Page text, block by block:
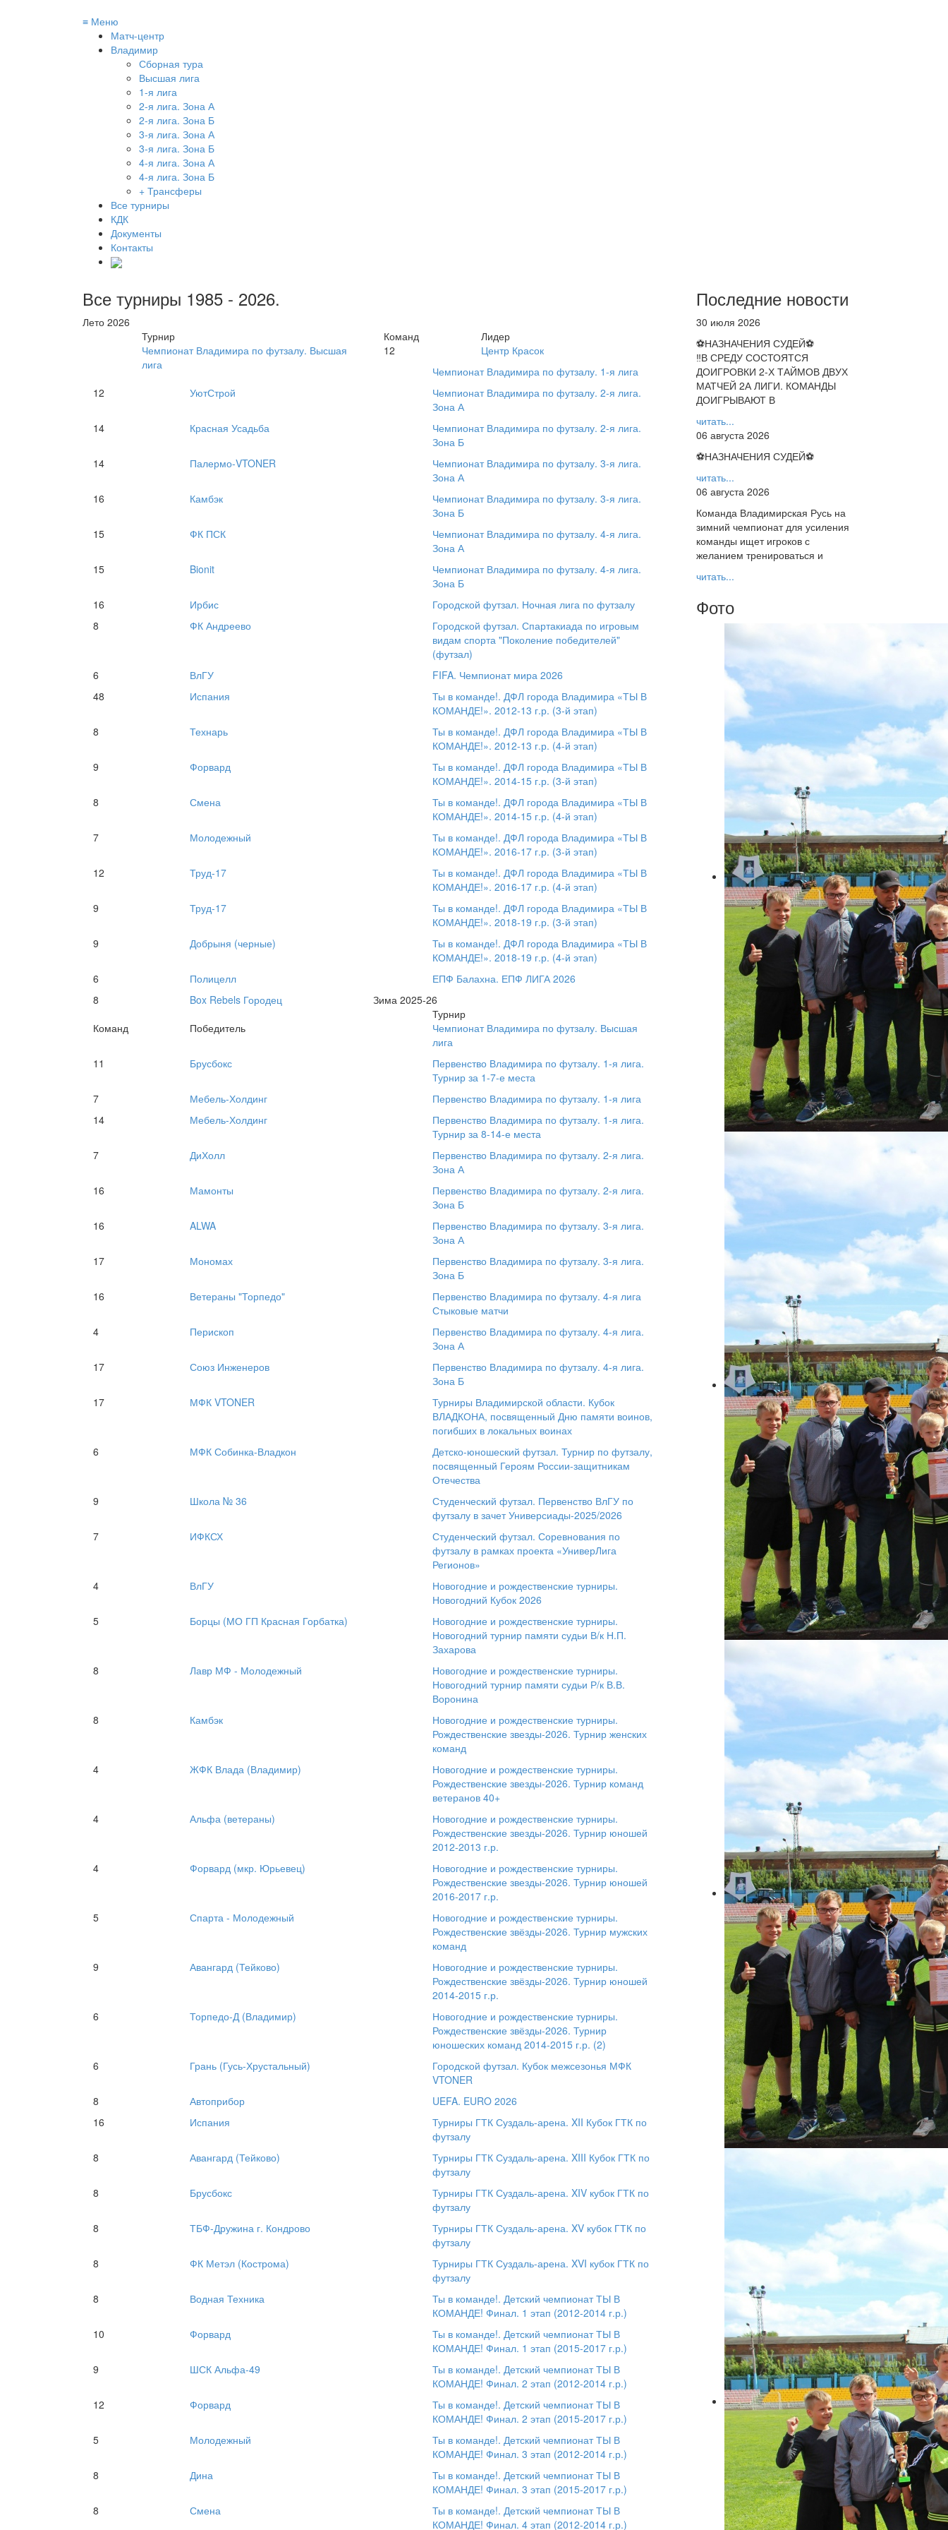
≡ Меню
Матч-центр
Владимир
Сборная тура
Высшая лига
1-я лига
2-я лига. Зона А
2-я лига. Зона Б
3-я лига. Зона А
3-я лига. Зона Б
4-я лига. Зона А
4-я лига. Зона Б
+ Трансферы
Все турниры
КДК
Документы
Контакты
Все турниры 1985 - 2026.
Лето 2026
Турнир
Команд
Лидер
Чемпионат Владимира по футзалу. Высшая
лига
12
Центр Красок
Чемпионат Владимира по футзалу. 1-я лига
12
УютСтрой
Чемпионат Владимира по футзалу. 2-я лига.
Зона А
14
Красная Усадьба
Чемпионат Владимира по футзалу. 2-я лига.
Зона Б
14
Палермо-VTONER
Чемпионат Владимира по футзалу. 3-я лига.
Зона А
16
Камбэк
Чемпионат Владимира по футзалу. 3-я лига.
Зона Б
15
ФК ПСК
Чемпионат Владимира по футзалу. 4-я лига.
Зона А
15
Bionit
Чемпионат Владимира по футзалу. 4-я лига.
Зона Б
16
Ирбис
Городской футзал. Ночная лига по футзалу
8
ФК Андреево
Городской футзал. Спартакиада по игровым
видам спорта "Поколение победителей"
(футзал)
6
ВлГУ
FIFA. Чемпионат мира 2026
48
Испания
Ты в команде!. ДФЛ города Владимира «ТЫ В
КОМАНДЕ!». 2012-13 г.р. (3-й этап)
8
Технарь
Ты в команде!. ДФЛ города Владимира «ТЫ В
КОМАНДЕ!». 2012-13 г.р. (4-й этап)
9
Форвард
Ты в команде!. ДФЛ города Владимира «ТЫ В
КОМАНДЕ!». 2014-15 г.р. (3-й этап)
8
Смена
Ты в команде!. ДФЛ города Владимира «ТЫ В
КОМАНДЕ!». 2014-15 г.р. (4-й этап)
7
Молодежный
Ты в команде!. ДФЛ города Владимира «ТЫ В
КОМАНДЕ!». 2016-17 г.р. (3-й этап)
12
Труд-17
Ты в команде!. ДФЛ города Владимира «ТЫ В
КОМАНДЕ!». 2016-17 г.р. (4-й этап)
9
Труд-17
Ты в команде!. ДФЛ города Владимира «ТЫ В
КОМАНДЕ!». 2018-19 г.р. (3-й этап)
9
Добрыня (черные)
Ты в команде!. ДФЛ города Владимира «ТЫ В
КОМАНДЕ!». 2018-19 г.р. (4-й этап)
6
Полицелл
ЕПФ Балахна. ЕПФ ЛИГА 2026
8
Box Rebels Городец
Зима 2025-26
Турнир
Команд
Победитель
Чемпионат Владимира по футзалу. Высшая
лига
11
Брусбокс
Первенство Владимира по футзалу. 1-я лига.
Турнир за 1-7-е места
7
Мебель-Холдинг
Первенство Владимира по футзалу. 1-я лига
14
Мебель-Холдинг
Первенство Владимира по футзалу. 1-я лига.
Турнир за 8-14-е места
7
ДиХолл
Первенство Владимира по футзалу. 2-я лига.
Зона А
16
Мамонты
Первенство Владимира по футзалу. 2-я лига.
Зона Б
16
ALWA
Первенство Владимира по футзалу. 3-я лига.
Зона А
17
Мономах
Первенство Владимира по футзалу. 3-я лига.
Зона Б
16
Ветераны "Торпедо"
Первенство Владимира по футзалу. 4-я лига
Стыковые матчи
4
Перископ
Первенство Владимира по футзалу. 4-я лига.
Зона А
17
Союз Инженеров
Первенство Владимира по футзалу. 4-я лига.
Зона Б
17
МФК VTONER
Турниры Владимирской области. Кубок
ВЛАДКОНА, посвященный Дню памяти воинов,
погибших в локальных воинах
6
МФК Собинка-Владкон
Детско-юношеский футзал. Турнир по футзалу,
посвященный Героям России-защитникам
Отечества
9
Школа № 36
Студенческий футзал. Первенство ВлГУ по
футзалу в зачет Универсиады-2025/2026
7
ИФКСХ
Студенческий футзал. Соревнования по
футзалу в рамках проекта «УниверЛига
Регионов»
4
ВлГУ
Новогодние и рождественские турниры.
Новогодний Кубок 2026
5
Борцы (МО ГП Красная Горбатка)
Новогодние и рождественские турниры.
Новогодний турнир памяти судьи В/к Н.П.
Захарова
8
Лавр МФ - Молодежный
Новогодние и рождественские турниры.
Новогодний турнир памяти судьи Р/к В.В.
Воронина
8
Камбэк
Новогодние и рождественские турниры.
Рождественские звезды-2026. Турнир женских
команд
4
ЖФК Влада (Владимир)
Новогодние и рождественские турниры.
Рождественские звезды-2026. Турнир команд
ветеранов 40+
4
Альфа (ветераны)
Новогодние и рождественские турниры.
Рождественские звезды-2026. Турнир юношей
2012-2013 г.р.
4
Форвард (мкр. Юрьевец)
Новогодние и рождественские турниры.
Рождественские звезды-2026. Турнир юношей
2016-2017 г.р.
5
Спарта - Молодежный
Новогодние и рождественские турниры.
Рождественские звёзды-2026. Турнир мужских
команд
9
Авангард (Тейково)
Новогодние и рождественские турниры.
Рождественские звёзды-2026. Турнир юношей
2014-2015 г.р.
6
Торпедо-Д (Владимир)
Новогодние и рождественские турниры.
Рождественские звёзды-2026. Турнир
юношеских команд 2014-2015 г.р. (2)
6
Грань (Гусь-Хрустальный)
Городской футзал. Кубок межсезонья МФК
VTONER
8
Автоприбор
UEFA. EURO 2026
16
Испания
Турниры ГТК Суздаль-арена. XII Кубок ГТК по
футзалу
8
Авангард (Тейково)
Турниры ГТК Суздаль-арена. XIII Кубок ГТК по
футзалу
8
Брусбокс
Турниры ГТК Суздаль-арена. XIV кубок ГТК по
футзалу
8
ТБФ-Дружина г. Кондрово
Турниры ГТК Суздаль-арена. XV кубок ГТК по
футзалу
8
ФК Метэл (Кострома)
Турниры ГТК Суздаль-арена. XVI кубок ГТК по
футзалу
8
Водная Техника
Ты в команде!. Детский чемпионат ТЫ В
КОМАНДЕ! Финал. 1 этап (2012-2014 г.р.)
10
Форвард
Ты в команде!. Детский чемпионат ТЫ В
КОМАНДЕ! Финал. 1 этап (2015-2017 г.р.)
9
ШСК Альфа-49
Ты в команде!. Детский чемпионат ТЫ В
КОМАНДЕ! Финал. 2 этап (2012-2014 г.р.)
12
Форвард
Ты в команде!. Детский чемпионат ТЫ В
КОМАНДЕ! Финал. 2 этап (2015-2017 г.р.)
5
Молодежный
Ты в команде!. Детский чемпионат ТЫ В
КОМАНДЕ! Финал. 3 этап (2012-2014 г.р.)
8
Дина
Ты в команде!. Детский чемпионат ТЫ В
КОМАНДЕ! Финал. 3 этап (2015-2017 г.р.)
8
Смена
Ты в команде!. Детский чемпионат ТЫ В
КОМАНДЕ! Финал. 4 этап (2012-2014 г.р.)
Последние новости
30 июля 2026
⚽НАЗНАЧЕНИЯ СУДЕЙ⚽
‼В СРЕДУ СОСТОЯТСЯ
ДОИГРОВКИ 2-Х ТАЙМОВ ДВУХ
МАТЧЕЙ 2А ЛИГИ. КОМАНДЫ
ДОИГРЫВАЮТ В
читать...
06 августа 2026
⚽НАЗНАЧЕНИЯ СУДЕЙ⚽
читать...
06 августа 2026
Команда Владимирская Русь на
зимний чемпионат для усиления
команды ищет игроков с
желанием тренироваться и
читать...
Фото